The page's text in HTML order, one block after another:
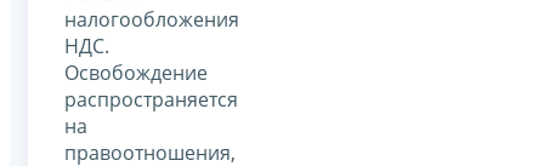
налогообложения
НДС.
Освобождение
распространяется
на
правоотношения,